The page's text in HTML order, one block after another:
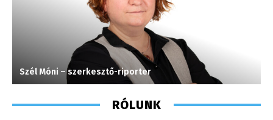
Szél Móni – szerkesztő-riporter
RÓLUNK